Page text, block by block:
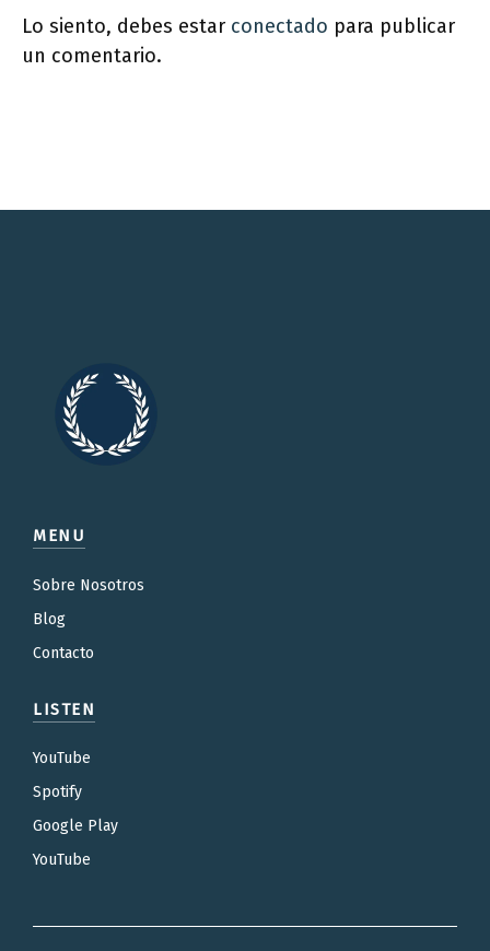
Lo siento, debes estar conectado para publicar
un comentario.
MENU
Sobre Nosotros
Blog
Contacto
LISTEN
YouTube
Spotify
Google Play
YouTube